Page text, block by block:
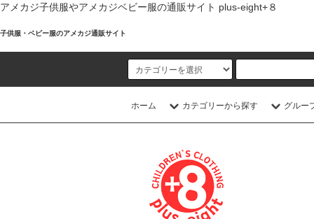
アメカジ子供服やアメカジベビー服の通販サイト plus-eight+８
子供服・ベビー服のアメカジ通販サイト
ホーム カテゴリーから探す グルー